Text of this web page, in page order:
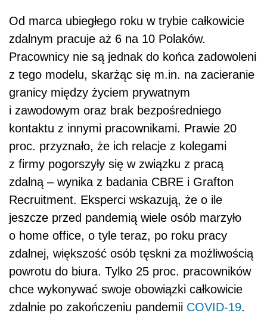
zdalną – wynika z badania CBRE i Grafton
Recruitment. Eksperci wskazują, że o ile
jeszcze przed pandemią wiele osób marzyło
o home office, o tyle teraz, po roku pracy
zdalnej, większość osób tęskni za możliwością
powrotu do biura. Tylko 25 proc. pracowników
chce wykonywać swoje obowiązki całkowicie
zdalnie po zakończeniu pandemiiCOVID-19
– Kiedy zaczęła się pandemia, widzieliśmy
wiele korzyści w tym, że będziemy pracować
w komfortowych, domowych warunkach,
nie będziemy musieli codziennie jeździć do
firmy. Wydawało nam się, że będziemy
oszczędzać czas i pieniądze. Ale z czasem
okazało się, że praca i edukacja zdalna bardzo
negatywnie wpływają na nasze